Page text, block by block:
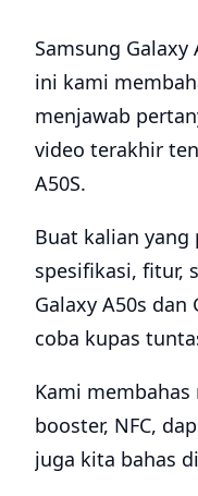
Samsung
ini kami
menjawab
video terakhir
A50S.
Buat kalian yang
spesifikasi, fitur,
Galaxy A50s dan
coba kupas
Kami
booster, NFC,
juga kita bahas